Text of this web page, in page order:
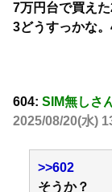
7万円台で買え
3どうすっかな
604: SIM無しさ
2025/08/20(水)
>>602
そうか？